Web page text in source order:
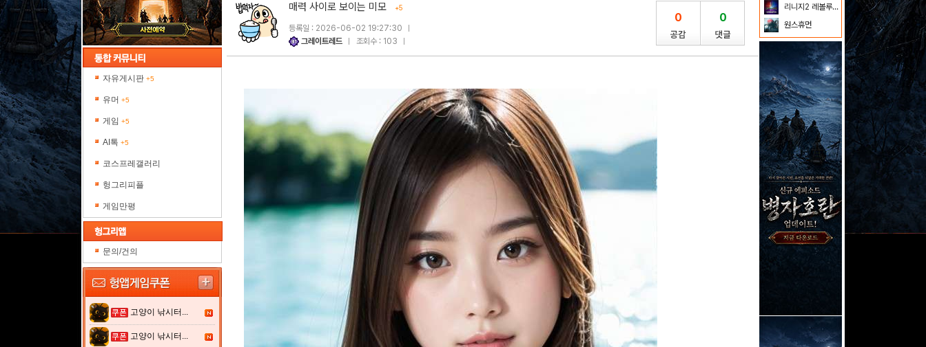
자유게시판 +5
유머 +5
게임 +5
AI톡 +5
코스프레갤러리
헝그리피플
게임만평
문의/건의
고양이 낚시터...
고양이 낚시터...
매력 사이로 보이는 미모 +5
0 0
등록일 : 2026-06-02 19:27:30
그레이트레드
조회수 : 103
리니지2 레볼루션
원스휴먼